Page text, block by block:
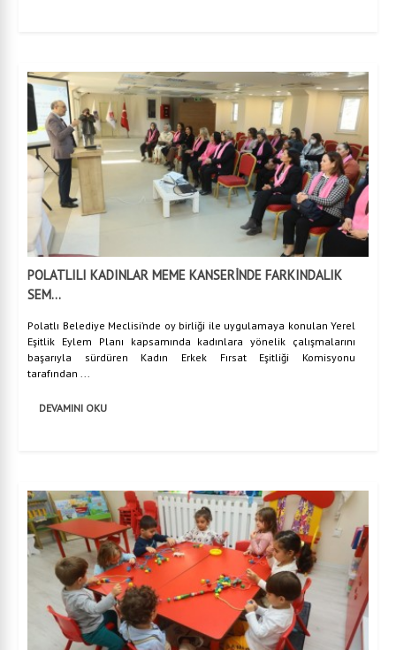
POLATLILI KADINLAR MEME KANSERİNDE FARKINDALIK
SEM...
Polatlı Belediye Meclisi’nde oy birliği ile uygulamaya konulan Yerel
Eşitlik Eylem Planı kapsamında kadınlara yönelik çalışmalarını
başarıyla sürdüren Kadın Erkek Fırsat Eşitliği Komisyonu
tarafından ...
DEVAMINI OKU